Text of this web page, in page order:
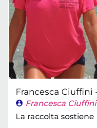
Francesca Ciuffini
Francesca Ciuffini
La raccolta sostiene